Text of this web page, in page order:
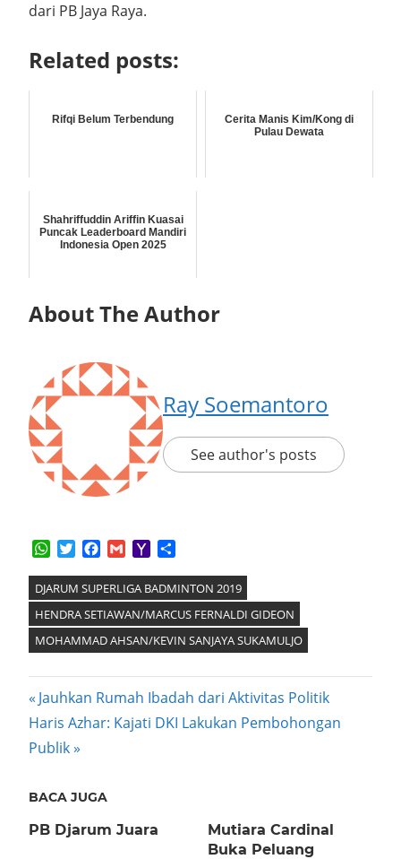
dari PB Jaya Raya.
Related posts:
Rifqi Belum Terbendung
Cerita Manis Kim/Kong di
Pulau Dewata
Shahriffuddin Ariffin Kuasai
Puncak Leaderboard Mandiri
Indonesia Open 2025
About The Author
Ray Soemantoro
See author's posts
WhatsApp
TwitterFacebook
GmailYahoo
DJARUM SUPERLIGA BADMINTON 2019
HENDRA SETIAWAN/MARCUS FERNALDI GIDEON
MOHAMMAD AHSAN/KEVIN SANJAYA SUKAMULJO
Post
navigation
Previous
Post:
Jauhkan Rumah Ibadah dari Aktivitas Politik
Next
Post:
Haris Azhar: Kajati DKI Lakukan Pembohongan
Publik
BACA JUGA
PB Djarum Juara
Mutiara Cardinal
Buka Peluang